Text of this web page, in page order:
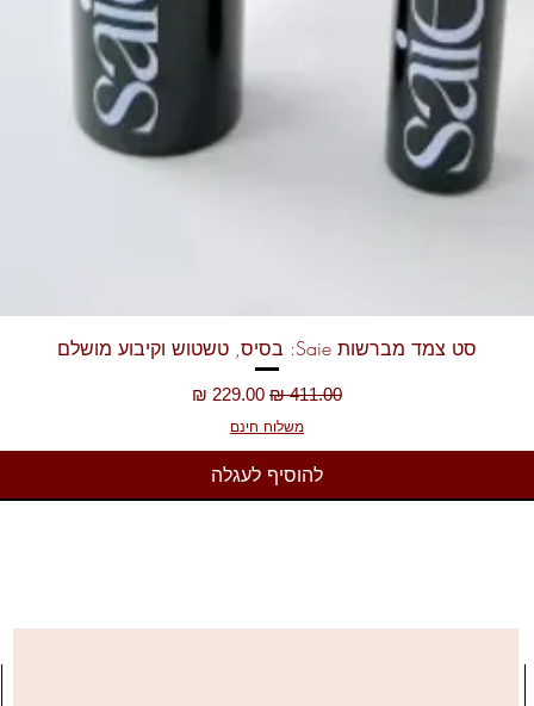
תצוגה מהירה סט צמד מברשות Saie: בסיס, טשטוש וקיבוע מושלם
מחיר רגיל מחיר מבצע
משלוח חינם
להוסיף לעגלה